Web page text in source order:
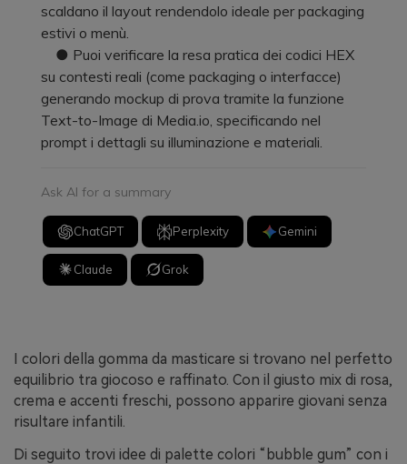
scaldano il layout rendendolo ideale per packaging
estivi o menù.
● Puoi verificare la resa pratica dei codici HEX
su contesti reali (come packaging o interfacce)
generando mockup di prova tramite la funzione
Text-to-Image di Media.io, specificando nel
prompt i dettagli su illuminazione e materiali.
Ask AI for a summary
ChatGPT Perplexity Gemini
Claude Grok
I colori della gomma da masticare si trovano nel perfetto
equilibrio tra giocoso e raffinato. Con il giusto mix di rosa,
crema e accenti freschi, possono apparire giovani senza
risultare infantili.
Di seguito trovi idee di palette colori “bubble gum” con i